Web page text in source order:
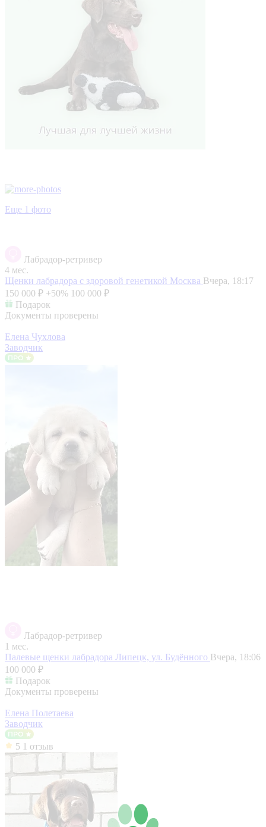
Еще 1 фото
Лабрадор-ретривер
4 мес.
Щенки лабрадора с здоровой генетикой Москва Вчера, 18:17
150 000 ₽ +50% 100 000 ₽
Подарок
Документы проверены
Елена Чухлова
Заводчик
Лабрадор-ретривер
1 мес.
Палевые щенки лабрадора Липецк, ул. Будённого Вчера, 18:06
100 000 ₽
Подарок
Документы проверены
Елена Полетаева
Заводчик
5 1 отзыв